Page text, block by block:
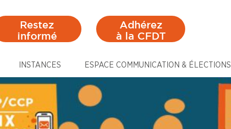
Restez
informé
Adhérez
à la CFDT
INSTANCES ESPACE COMMUNICATION & ÉLECTIONS